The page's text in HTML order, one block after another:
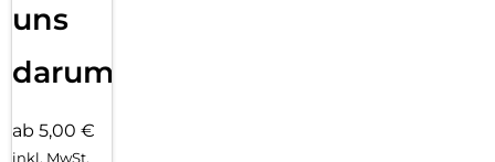
uns
darum!
ab 5,00 €
inkl. MwSt.